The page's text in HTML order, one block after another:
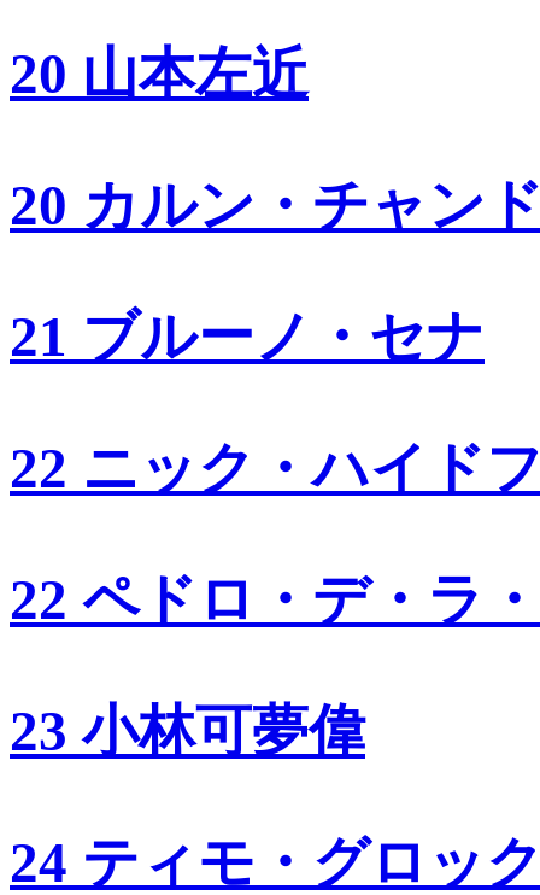
20 山本左近
20 カルン・チャン
21 ブルーノ・セナ
22 ニック・ハイド
22 ペドロ・デ・ラ
23 小林可夢偉
24 ティモ・グロッ